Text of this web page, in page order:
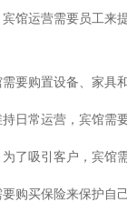
馆运营需要员工来
要购置设备、家具
日常运营，宾馆需
了吸引客户，宾馆
购买保险来保护自